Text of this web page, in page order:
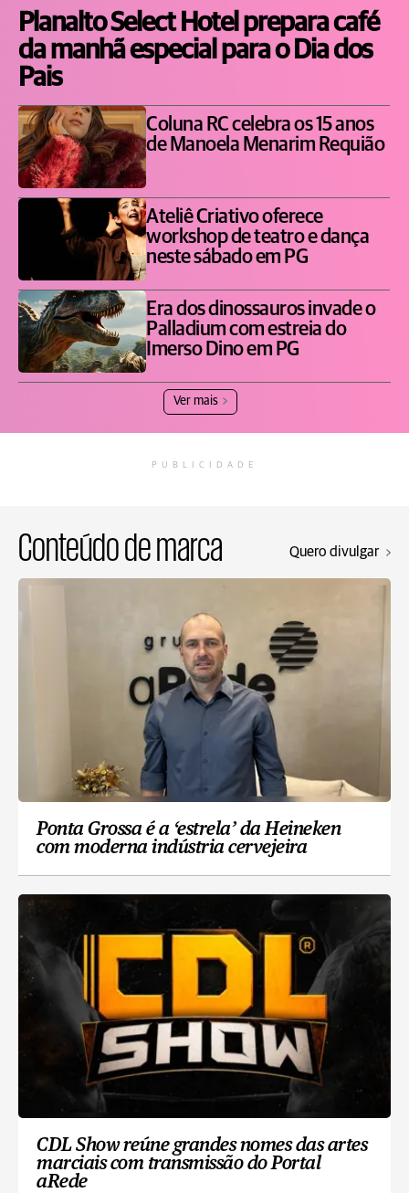
Planalto Select Hotel prepara café
da manhã especial para o Dia dos
Pais
Coluna RC celebra os 15 anos
de Manoela Menarim Requião
Ateliê Criativo oferece
workshop de teatro e dança
neste sábado em PG
Era dos dinossauros invade o
Palladium com estreia do
Imerso Dino em PG
Ver mais
PUBLICIDADE
Conteúdo de marca Quero divulgar
Ponta Grossa é a ‘estrela’ da Heineken
com moderna indústria cervejeira
CDL Show reúne grandes nomes das artes
marciais com transmissão do Portal
aRede